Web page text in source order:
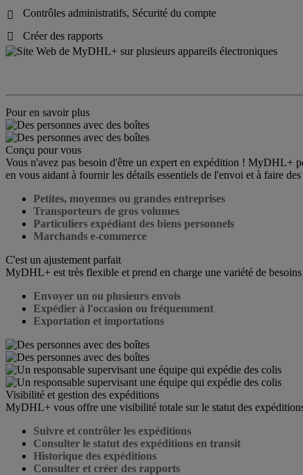

Contrôles administratifs, Sécurité du compte

Créer des rapports
Pour en savoir plus
Conçu pour vous
Vous n'avez pas besoin d'être un expert en expédition ! MyDHL+
en vous aidant à fournir les détails essentiels de l'envoi et à faire
Petites, moyennes ou grandes entreprises
Transporteurs de gros volumes
Particuliers expédiant des biens personnels
Marchands e-commerce
C'est un ajustement parfait
MyDHL+ est très flexible et prend en charge une variété de
Envoyer un ou plusieurs envois
Expédier à l'occasion ou fréquemment
Exportation et importations
Visibilité et gestion des expéditions
MyDHL+ vous offre une visibilité totale sur le statut des
Suivre et contrôler les expéditions
Consulter le statut des expéditions en transit
Historique des expéditions
Consulter et créer des rapports